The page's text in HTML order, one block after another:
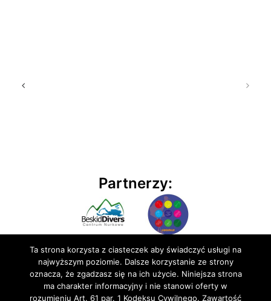
Partnerzy:
Ta strona korzysta z ciasteczek aby świadczyć usługi na
najwyższym poziomie. Dalsze korzystanie ze strony
oznacza, że zgadzasz się na ich użycie. Niniejsza strona
ma charakter informacyjny i nie stanowi oferty w
rozumieniu Art. 61 par. 1 Kodeksu Cywilnego. Zawartość